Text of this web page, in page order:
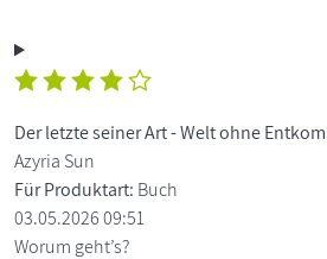
Der letzte seiner Art - Welt ohne
Azyria Sun
Für Produktart: Buch
03.05.2026 09:51
Worum geht’s?